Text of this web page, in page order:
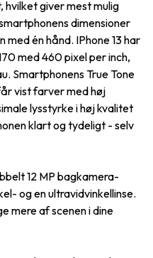
giver mest mulig
dimensioner
én hånd. IPhone 13 har
med 460 pixel per inch,
Smartphonens True Tone
vist farver med høj
lysstyrke i høj kvalitet
klart og tydeligt - selv
12 MP bagkamera-
og en ultravidvinkellinse.
mere af scenen i dine